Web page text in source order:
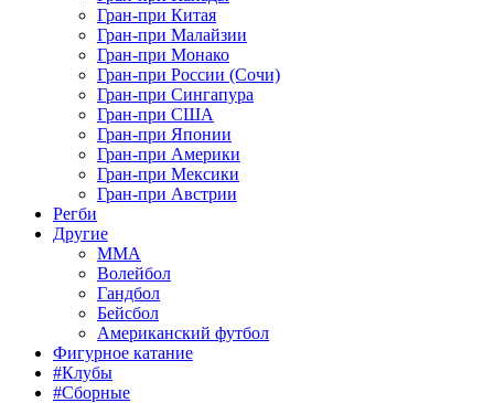
Гран-при Китая
Гран-при Малайзии
Гран-при Монако
Гран-при России (Сочи)
Гран-при Сингапура
Гран-при США
Гран-при Японии
Гран-при Америки
Гран-при Мексики
Гран-при Австрии
Регби
Другие
MMA
Волейбол
Гандбол
Бейсбол
Американский футбол
Фигурное катание
#Клубы
#Сборные